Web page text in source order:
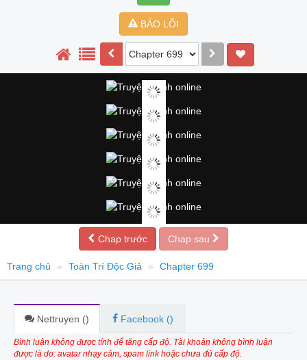
BÁO LỖI
Chap trước Chap sau
Trang chủ Toàn Trí Độc Giả Chapter 699
Nettruyen () Facebook ()
Bình luận không được tính để tăng cấp độ. Tài khoản không bình luận
được là do: avatar nhạy cảm, spam link hoặc chưa đủ cấp độ.